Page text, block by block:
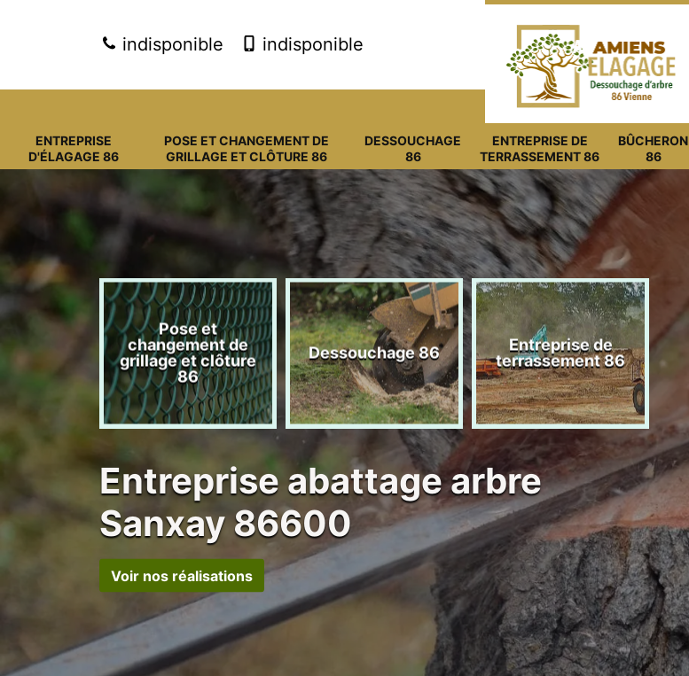
indisponible indisponible
ENTREPRISE
D'ÉLAGAGE 86
POSE ET CHANGEMENT DE
GRILLAGE ET CLÔTURE 86
DESSOUCHAGE
86
ENTREPRISE DE
TERRASSEMENT 86
BÛCHERON
86
Pose et
changement de
grillage et clôture
86
Dessouchage 86
Entreprise de
terrassement 86
Entreprise abattage arbre
Sanxay 86600
Voir nos réalisations